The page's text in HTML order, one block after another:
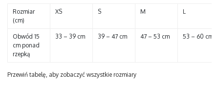
Rozmiar
(cm)
XS S M L
Obwód 15
cm ponad
rzepką
33 – 39 cm 39 – 47 cm 47 – 53 cm 53 – 60 cm